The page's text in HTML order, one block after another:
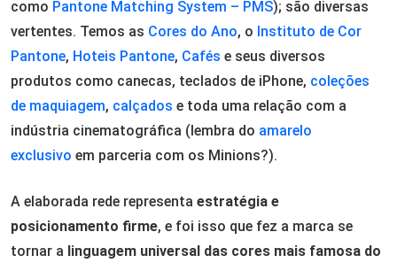
como Pantone Matching System – PMS); são diversas
vertentes. Temos as Cores do Ano, o Instituto de Cor
Pantone, Hoteis Pantone, Cafés e seus diversos
produtos como canecas, teclados de iPhone, coleções
de maquiagem, calçados e toda uma relação com a
indústria cinematográfica (lembra do amarelo
exclusivo em parceria com os Minions?).
A elaborada rede representa estratégia e
posicionamento firme, e foi isso que fez a marca se
tornar a linguagem universal das cores mais famosa do